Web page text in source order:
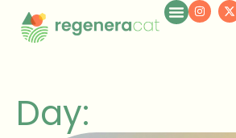
Day: